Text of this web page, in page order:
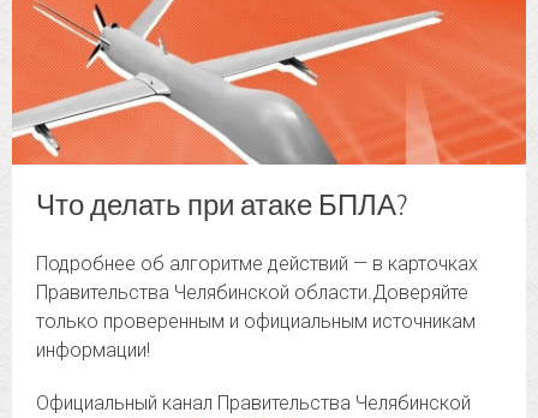
Что делать при атаке БПЛА?
Подробнее об алгоритме действий — в карточках
Правительства Челябинской области.Доверяйте
только проверенным и официальным источникам
информации!
Официальный канал Правительства Челябинской